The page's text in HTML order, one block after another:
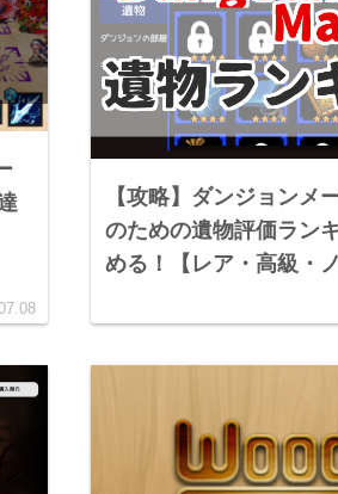
【攻略】ダンジョンメ
のための遺物評価ラン
める！【レア・高級・